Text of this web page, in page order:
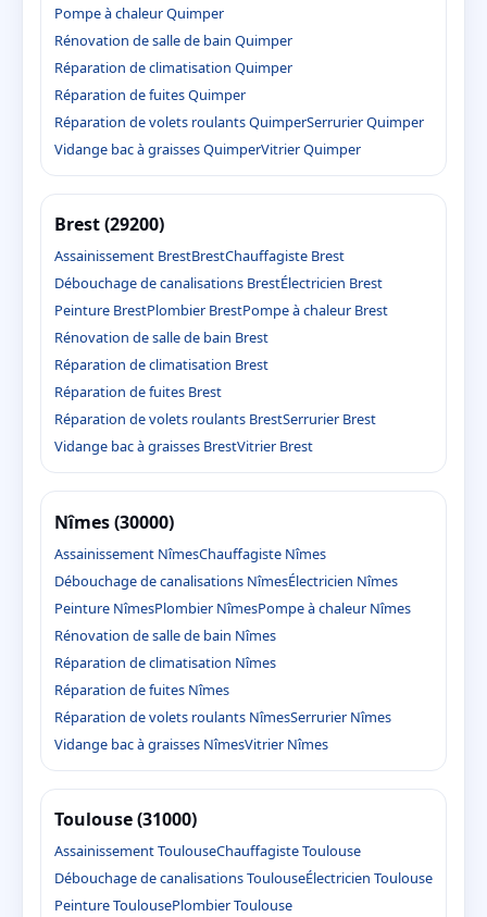
Pompe à chaleur Quimper
Rénovation de salle de bain Quimper
Réparation de climatisation Quimper
Réparation de fuites Quimper
Réparation de volets roulants QuimperSerrurier Quimper
Vidange bac à graisses QuimperVitrier Quimper
Brest (29200)
Assainissement BrestBrestChauffagiste Brest
Débouchage de canalisations BrestÉlectricien Brest
Peinture BrestPlombier BrestPompe à chaleur Brest
Rénovation de salle de bain Brest
Réparation de climatisation Brest
Réparation de fuites Brest
Réparation de volets roulants BrestSerrurier Brest
Vidange bac à graisses BrestVitrier Brest
Nîmes (30000)
Assainissement NîmesChauffagiste Nîmes
Débouchage de canalisations NîmesÉlectricien Nîmes
Peinture NîmesPlombier NîmesPompe à chaleur Nîmes
Rénovation de salle de bain Nîmes
Réparation de climatisation Nîmes
Réparation de fuites Nîmes
Réparation de volets roulants NîmesSerrurier Nîmes
Vidange bac à graisses NîmesVitrier Nîmes
Toulouse (31000)
Assainissement ToulouseChauffagiste Toulouse
Débouchage de canalisations ToulouseÉlectricien Toulouse
Peinture ToulousePlombier Toulouse